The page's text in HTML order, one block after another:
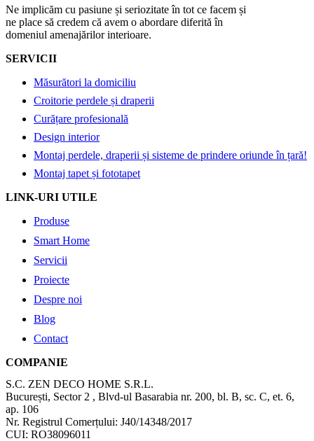
Ne implicăm cu pasiune și seriozitate în tot ce facem și
ne place să credem că avem o abordare diferită în
domeniul amenajărilor interioare.
SERVICII
Măsurători la domiciliu
Croitorie perdele și draperii
Curățare profesională
Design interior
Montaj perdele, draperii și sisteme de prindere oriunde în țară!
Montaj tapet și fototapet
LINK-URI UTILE
Produse
Smart Home
Servicii
Proiecte
Despre noi
Blog
Contact
COMPANIE
S.C. ZEN DECO HOME S.R.L.
București, Sector 2 , Blvd-ul Basarabia nr. 200, bl. B, sc. C, et. 6,
ap. 106
Nr. Registrul Comerțului: J40/14348/2017
CUI: RO38096011